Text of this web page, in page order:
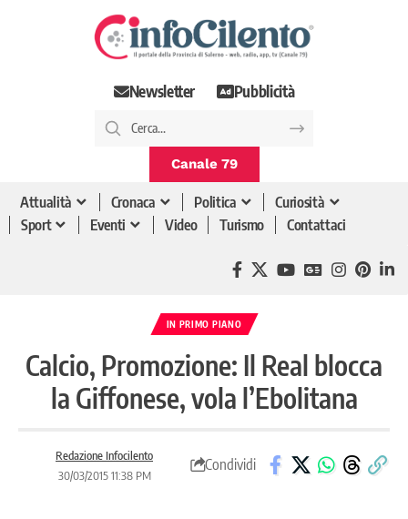
Newsletter Pubblicità
Canale 79
Attualità Cronaca Politica
Curiosità
Sport
Eventi Video Turismo Contattaci
IN PRIMO PIANO
Calcio, Promozione: Il Real blocca
la Giffonese, vola l’Ebolitana
Redazione Infocilento
30/03/2015 11:38 PM
Condividi